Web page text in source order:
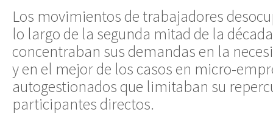
Los movimientos de trabajadores
lo largo de la segunda mitad de la
concentraban sus demandas en la
y en el mejor de los casos en micro-
autogestionados que limitaban su
participantes directos.